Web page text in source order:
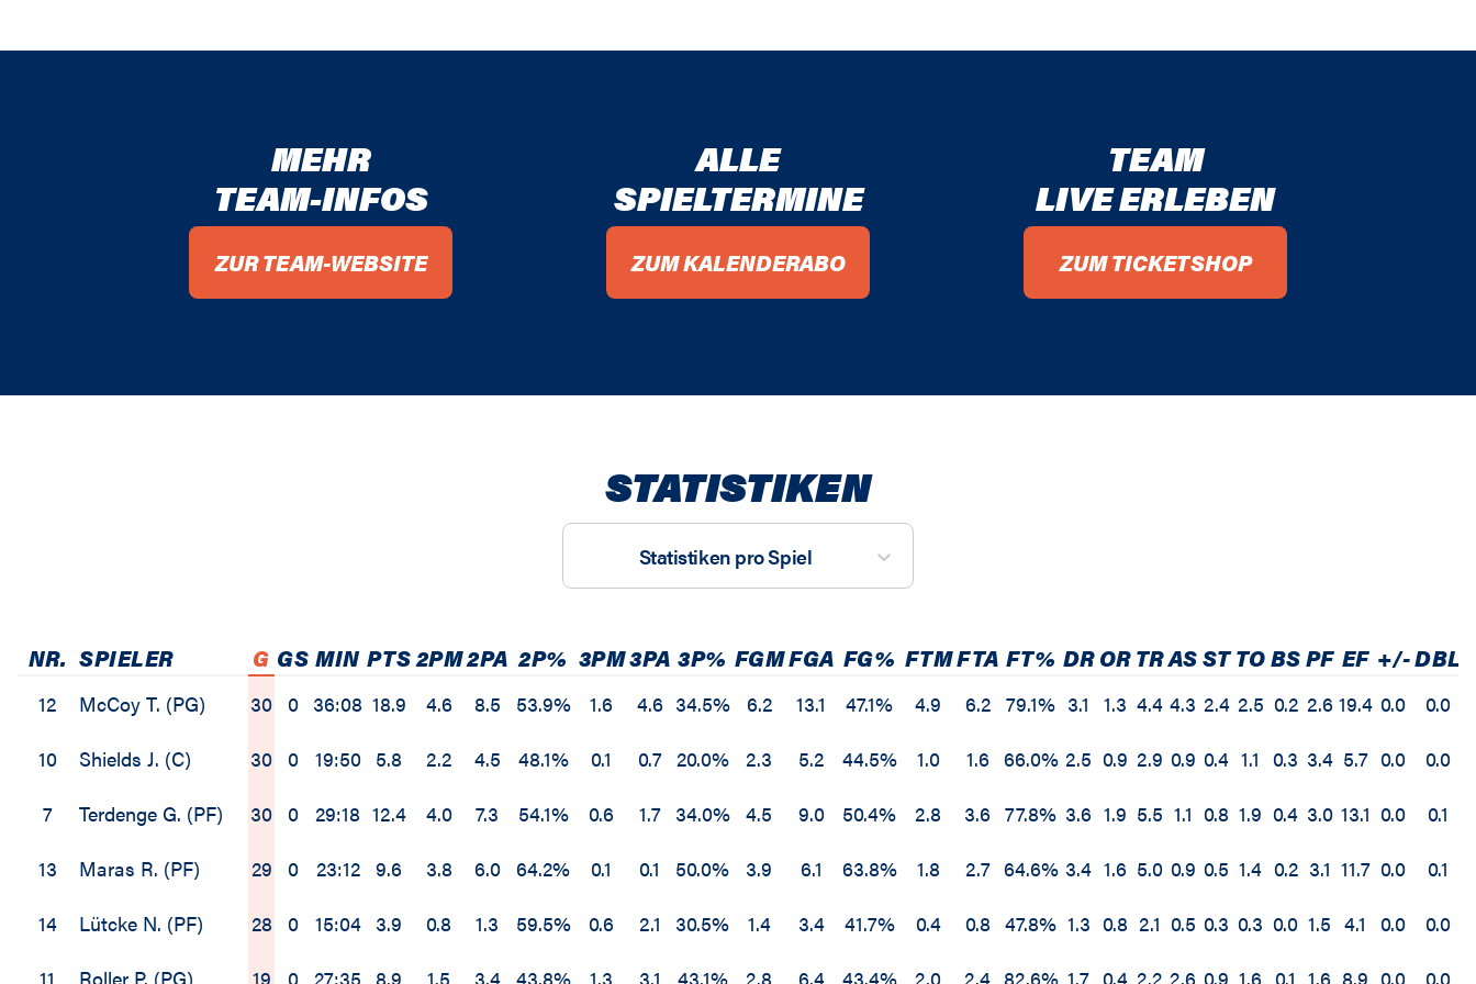
MEHR
TEAM-INFOS
ZUR TEAM-WEBSITE
ALLE
SPIELTERMINE
ZUM KALENDERABO
TEAM
LIVE ERLEBEN
ZUM TICKETSHOP
STATISTIKEN
Statistiken pro Spiel
NR. SPIELER G GS MIN PTS2PM2PA 2P% 3PM3PA 3P% FGMFGA FG% FTMFTA FT% DRORTRASSTTOBSPF EF +/-DBL
12 McCoy T. (PG) 30 0 36:08 18.9 4.6 8.5 53.9% 1.6 4.6 34.5% 6.2 13.1 47.1% 4.9 6.2 79.1% 3.1 1.3 4.4 4.3 2.4 2.5 0.2 2.6 19.4 0.0
0.0
10
Shields J. (C) 30 0 19:50 5.8 2.2 4.5 48.1% 0.1 0.7 20.0% 2.3 5.2 44.5% 1.0 1.6 66.0% 2.5 0.9 2.9 0.9 0.4 1.1 0.3 3.4 5.7 0.0
0.0
7
Terdenge G. (PF) 30 0 29:18 12.4 4.0 7.3 54.1% 0.6 1.7 34.0% 4.5 9.0 50.4% 2.8 3.6 77.8% 3.6 1.9 5.5 1.1 0.8 1.9 0.4 3.0 13.1 0.0
0.1
13
Maras R. (PF) 29 0 23:12 9.6 3.8 6.0 64.2% 0.1 0.1 50.0% 3.9 6.1 63.8% 1.8 2.7 64.6% 3.4 1.6 5.0 0.9 0.5 1.4 0.2 3.1 11.7 0.0
0.1
14
Lütcke N. (PF) 28 0 15:04 3.9 0.8 1.3 59.5% 0.6 2.1 30.5% 1.4 3.4 41.7% 0.4 0.8 47.8% 1.3 0.8 2.1 0.5 0.3 0.3 0.0 1.5 4.1 0.0
0.0
11
Roller P. (PG) 19 0 27:35 8.9 1.5 3.4 43.8% 1.3 3.1 43.1% 2.8 6.4 43.4% 2.0 2.4 82.6% 1.7 0.4 2.2 2.6 0.9 1.6 0.1 1.6 8.9 0.0 0.0